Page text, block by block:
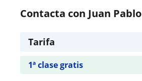
Contacta con Juan Pablo
Tarifa
1ª clase gratis